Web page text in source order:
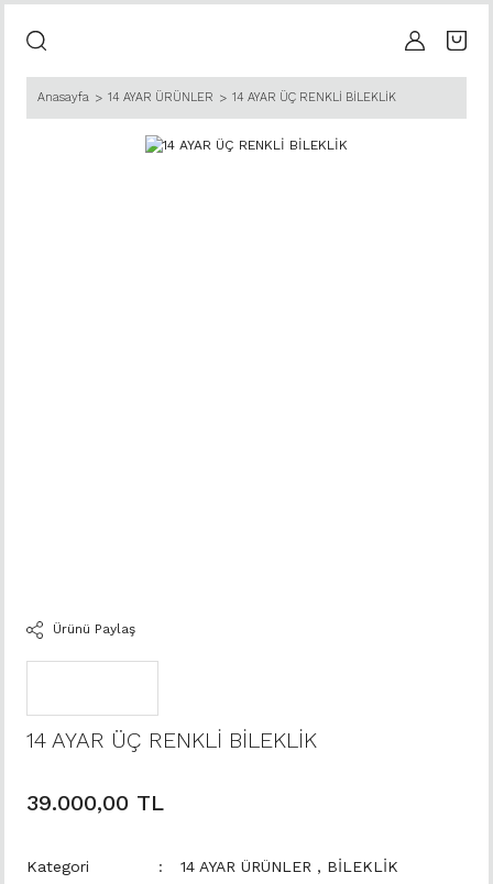
Anasayfa 14 AYAR ÜRÜNLER 14 AYAR ÜÇ RENKLİ BİLEKLİK
Ürünü Paylaş
14 AYAR ÜÇ RENKLİ BİLEKLİK
39.000,00 TL
Kategori 14 AYAR ÜRÜNLER , BİLEKLİK